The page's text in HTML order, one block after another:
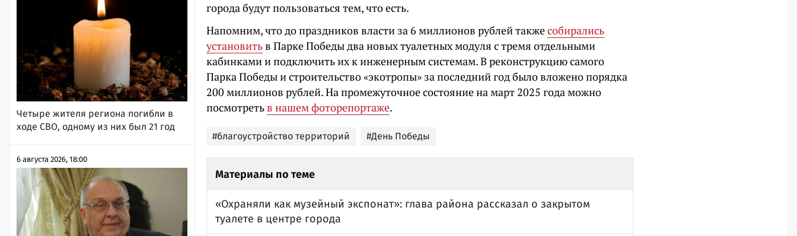
Четыре жителя региона погибли в
ходе СВО, одному из них был 21 год
6 августа 2026, 18:00
города будут пользоваться тем, что есть.
Напомним, что до праздников власти за 6 миллионов рублей такжесобирались
установитьв Парке Победы два новых туалетных модуля с тремя отдельными
кабинками и подключить их к инженерным системам. В реконструкцию самого
Парка Победы и строительство «экотропы» за последний год было вложено порядка
200 миллионов рублей. На промежуточное состояние на март 2025 года можно
посмотретьв нашем фоторепортаже.
#благоустройство территорий #День Победы
Материалы по теме
«Охраняли как музейный экспонат»: глава района рассказал о закрытом
туалете в центре города